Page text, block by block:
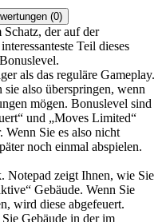
(0)
Schatz, der auf der
Teil dieses
als das reguläre Gameplay.
also überspringen, wenn
mögen. Bonuslevel sind
und „Moves Limited“
Wenn Sie es also nicht
noch einmal abspielen.
Notepad zeigt Ihnen, wie Sie
Gebäude. Wenn Sie
wird diese abgefeuert.
Gebäude in der im